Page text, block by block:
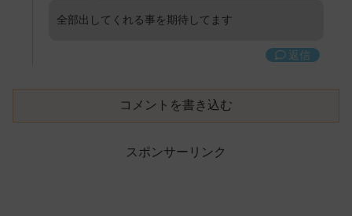
全部出してくれる事を期待してます
返信
コメントを書き込む
スポンサーリンク